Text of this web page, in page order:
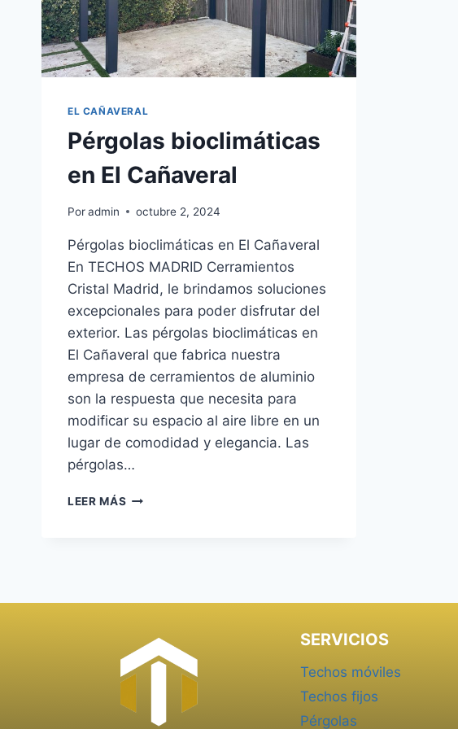
EL CAÑAVERAL
Pérgolas bioclimáticas
en El Cañaveral
Poradmin octubre 2, 2024
Pérgolas bioclimáticas en El Cañaveral
En TECHOS MADRID Cerramientos
Cristal Madrid, le brindamos soluciones
excepcionales para poder disfrutar del
exterior. Las pérgolas bioclimáticas en
El Cañaveral que fabrica nuestra
empresa de cerramientos de aluminio
son la respuesta que necesita para
modificar su espacio al aire libre en un
lugar de comodidad y elegancia. Las
pérgolas…
LEER MÁS PÉRGOLAS
SERVICIOS
Techos móviles
Techos fijos
Pérgolas